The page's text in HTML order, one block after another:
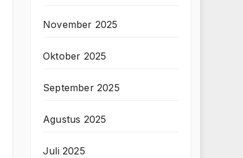
November 2025
Oktober 2025
September 2025
Agustus 2025
Juli 2025